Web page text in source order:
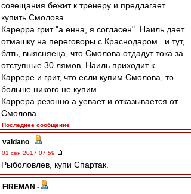
совещания бежит к тренеру и предлагает
купить Смолова.
Карерра грит "а.енна, я согласен". Наиль дает
отмашку на переговоры с Краснодаром...и тут,
блть, выясняеца, что Смолова отдадут тока за
отступные 30 лямов, Наиль приходит к
Каррере и грит, что если купим Смолова, то
больше никого не купим...
Каррера резонно а.уевает и отказывается от
Смолова.
Последнее сообщение
valdano -
01 сен 2017 07:59
Рыболовлев, купи Спартак.
FIREMAN -